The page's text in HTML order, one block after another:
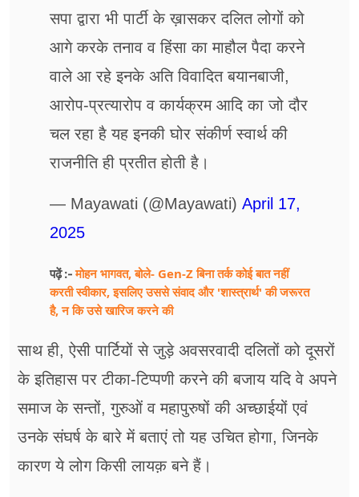
सपा द्वारा भी पार्टी के ख़ासकर दलित लोगों को
आगे करके तनाव व हिंसा का माहौल पैदा करने
वाले आ रहे इनके अति विवादित बयानबाजी,
आरोप-प्रत्यारोप व कार्यक्रम आदि का जो दौर
चल रहा है यह इनकी घोर संकीर्ण स्वार्थ की
राजनीति ही प्रतीत होती है।
— Mayawati (@Mayawati) April 17,
2025
पढ़ें :-मोहन भागवत, बोले- Gen-Z बिना तर्क कोई बात नहीं
करती स्वीकार, इसलिए उससे संवाद और 'शास्त्रार्थ' की जरूरत
है, न कि उसे खारिज करने की
साथ ही, ऐसी पार्टियों से जुड़े अवसरवादी दलितों को दूसरों
के इतिहास पर टीका-टिप्पणी करने की बजाय यदि वे अपने
समाज के सन्तों, गुरुओं व महापुरुषों की अच्छाईयों एवं
उनके संघर्ष के बारे में बताएं तो यह उचित होगा, जिनके
कारण ये लोग किसी लायक़ बने हैं।